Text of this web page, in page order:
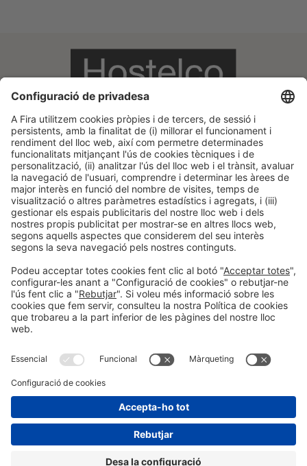
Informació legal
Avís legal
Política de privacitat
Política de cookies
#HOSTELCO2026
a les xarxes socials